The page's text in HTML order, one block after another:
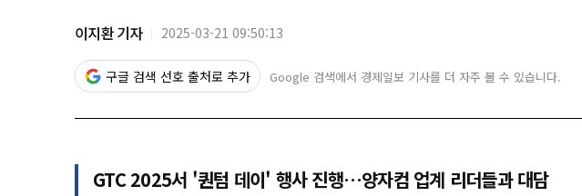
이지환 기자 2025-03-21 09:50:13
구글 검색 선호 출처로 추가 Google 검색에서 경제일보 기사를 더 자주 볼 수 있습니다.
GTC 2025서 '퀀텀 데이' 행사 진행…양자컴 업계 리더들과 대담